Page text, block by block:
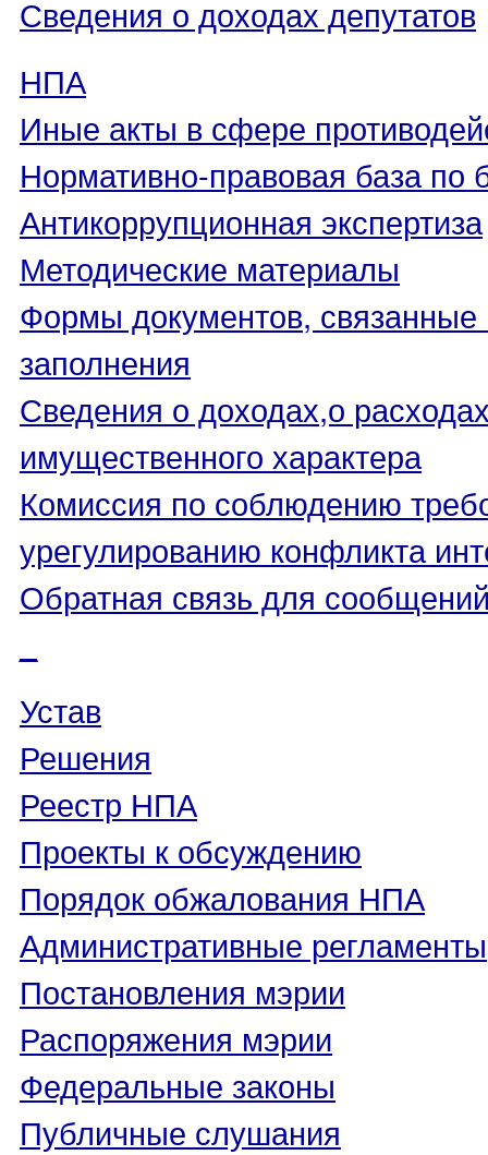
Сведения о доходах депутатов
НПА
Иные акты в сфере
Нормативно-правовая база по
Антикоррупционная экспертиза
Методические материалы
Формы документов, связанные
заполнения
Сведения о доходах,о
имущественного характера
Комиссия по соблюдению
урегулированию конфликта
Обратная связь для
Устав
Решения
Реестр НПА
Проекты к обсуждению
Порядок обжалования НПА
Административные регламенты
Постановления мэрии
Распоряжения мэрии
Федеральные законы
Публичные слушания